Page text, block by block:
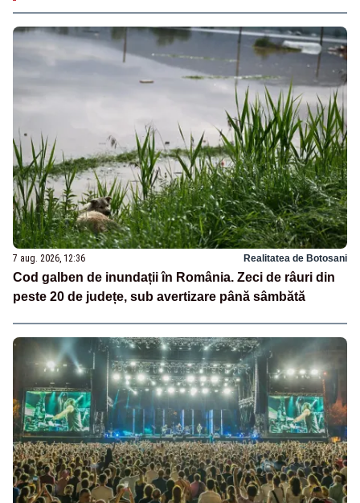
7 aug. 2026, 12:36 Realitatea de Botosani
Cod galben de inundații în România. Zeci de râuri din
peste 20 de județe, sub avertizare până sâmbătă